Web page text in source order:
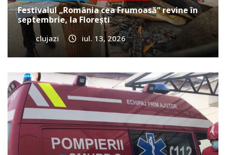
Festivalul „România cea Frumoasă” revine în
septembrie, la Florești
clujazi iul. 13, 2026